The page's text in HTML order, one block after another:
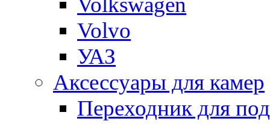
Volvo
УАЗ
Аксессуары для камер
Переходник для